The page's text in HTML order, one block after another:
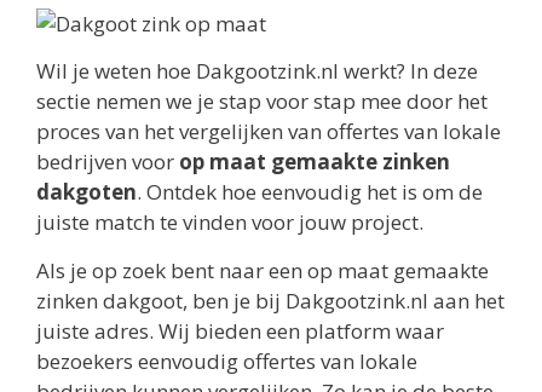
Wil je weten hoe Dakgootzink.nl werkt? In deze
sectie nemen we je stap voor stap mee door het
proces van het vergelijken van offertes van lokale
bedrijven voor op maat gemaakte zinken
dakgoten. Ontdek hoe eenvoudig het is om de
juiste match te vinden voor jouw project.
Als je op zoek bent naar een op maat gemaakte
zinken dakgoot, ben je bij Dakgootzink.nl aan het
juiste adres. Wij bieden een platform waar
bezoekers eenvoudig offertes van lokale